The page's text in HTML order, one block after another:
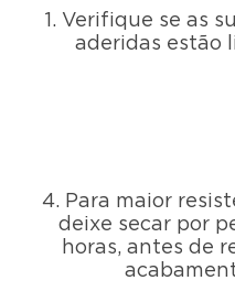
1. Verifique se as
aderidas estão
4. Para maior
deixe secar por
horas, antes de